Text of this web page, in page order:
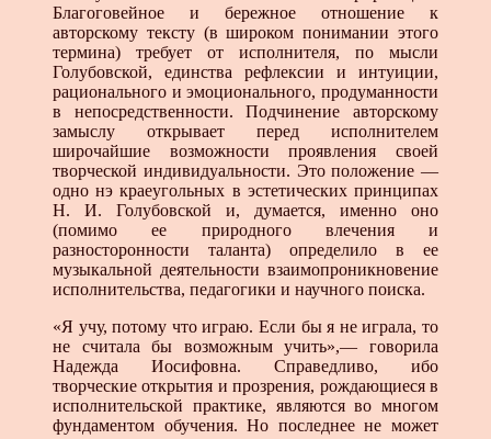
Благоговейное и бережное отношение к
авторскому тексту (в широком понимании этого
термина) требует от исполнителя, по мысли
Голубовской, единства рефлексии и интуиции,
рационального и эмоционального, продуманности
в непосредственности. Подчинение авторскому
замыслу открывает перед исполнителем
широчайшие возможности проявления своей
творческой индивидуальности. Это положение —
одно нэ краеугольных в эстетических принципах
Н. И. Голубовской и, думается, именно оно
(помимо ее природного влечения и
разносторонности таланта) определило в ее
музыкальной деятельности взаимопроникновение
исполнительства, педагогики и научного поиска.
«Я учу, потому что играю. Если бы я не играла, то
не считала бы возможным учить»,— говорила
Надежда Иосифовна. Справедливо, ибо
творческие открытия и прозрения, рождающиеся в
исполнительской практике, являются во многом
фундаментом обучения. Но последнее не может